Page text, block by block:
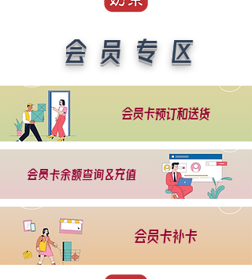
会 员 专 区
会员卡预订和送货
会员卡余额查询&充值
会员卡补卡